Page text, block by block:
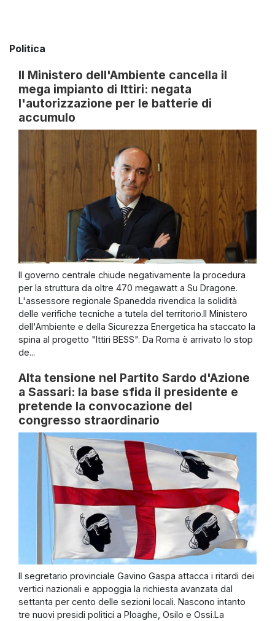
Politica
Il Ministero dell'Ambiente cancella il
mega impianto di Ittiri: negata
l'autorizzazione per le batterie di
accumulo
Il governo centrale chiude negativamente la procedura
per la struttura da oltre 470 megawatt a Su Dragone.
L'assessore regionale Spanedda rivendica la solidità
delle verifiche tecniche a tutela del territorio.Il Ministero
dell'Ambiente e della Sicurezza Energetica ha staccato la
spina al progetto "Ittiri BESS". Da Roma è arrivato lo stop
de...
Alta tensione nel Partito Sardo d'Azione
a Sassari: la base sfida il presidente e
pretende la convocazione del
congresso straordinario
Il segretario provinciale Gavino Gaspa attacca i ritardi dei
vertici nazionali e appoggia la richiesta avanzata dal
settanta per cento delle sezioni locali. Nascono intanto
tre nuovi presidi politici a Ploaghe, Osilo e Ossi.La